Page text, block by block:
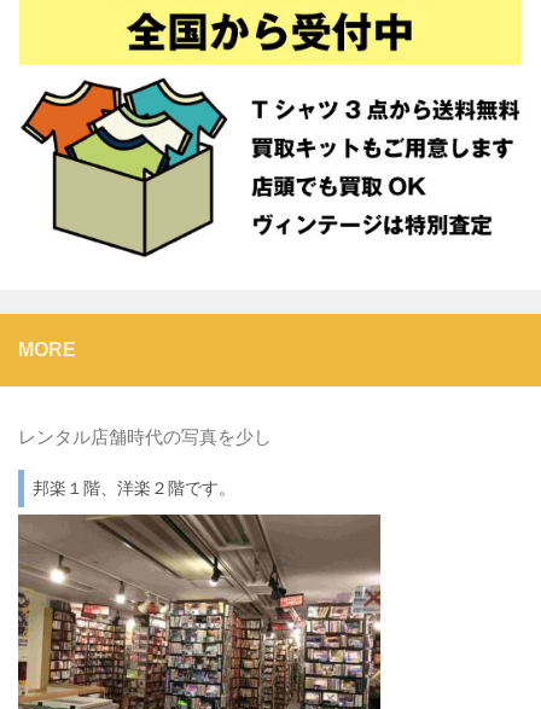
MORE
レンタル店舗時代の写真を少し
邦楽１階、洋楽２階です。